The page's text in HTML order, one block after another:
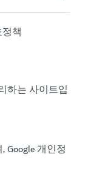
책
하는 사이트입
Google개인정